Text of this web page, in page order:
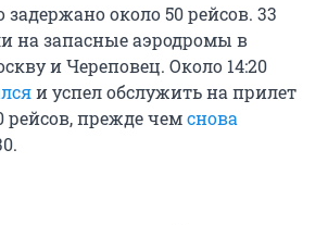
задержано около 50 рейсов. 33
на запасные аэродромы в
и Череповец. Около 14:20
и успел обслужить на прилет
рейсов, прежде чемснова